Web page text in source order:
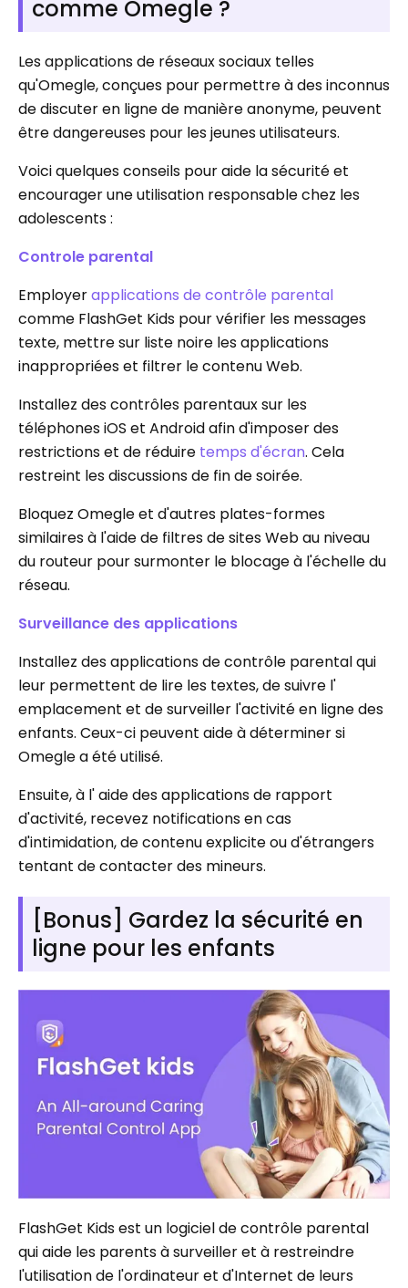
comme Omegle ?
Les applications de réseaux sociaux telles
qu'Omegle, conçues pour permettre à des inconnus
de discuter en ligne de manière anonyme, peuvent
être dangereuses pour les jeunes utilisateurs.
Voici quelques conseils pour aide la sécurité et
encourager une utilisation responsable chez les
adolescents :
Controle parental
Employerapplications de contrôle parental
comme FlashGet Kids pour vérifier les messages
texte, mettre sur liste noire les applications
inappropriées et filtrer le contenu Web.
Installez des contrôles parentaux sur les
téléphones iOS et Android afin d'imposer des
restrictions et de réduire temps d'écran. Cela
restreint les discussions de fin de soirée.
Bloquez Omegle et d'autres plates-formes
similaires à l'aide de filtres de sites Web au niveau
du routeur pour surmonter le blocage à l'échelle du
réseau.
Surveillance des applications
Installez des applications de contrôle parental qui
leur permettent de lire les textes, de suivre l'
emplacement et de surveiller l'activité en ligne des
enfants. Ceux-ci peuvent aide à déterminer si
Omegle a été utilisé.
Ensuite, à l' aide des applications de rapport
d'activité, recevez notifications en cas
d'intimidation, de contenu explicite ou d'étrangers
tentant de contacter des mineurs.
[Bonus] Gardez la sécurité en
ligne pour les enfants
FlashGet Kids est un logiciel de contrôle parental
qui aide les parents à surveiller et à restreindre
l'utilisation de l'ordinateur et d'Internet de leurs